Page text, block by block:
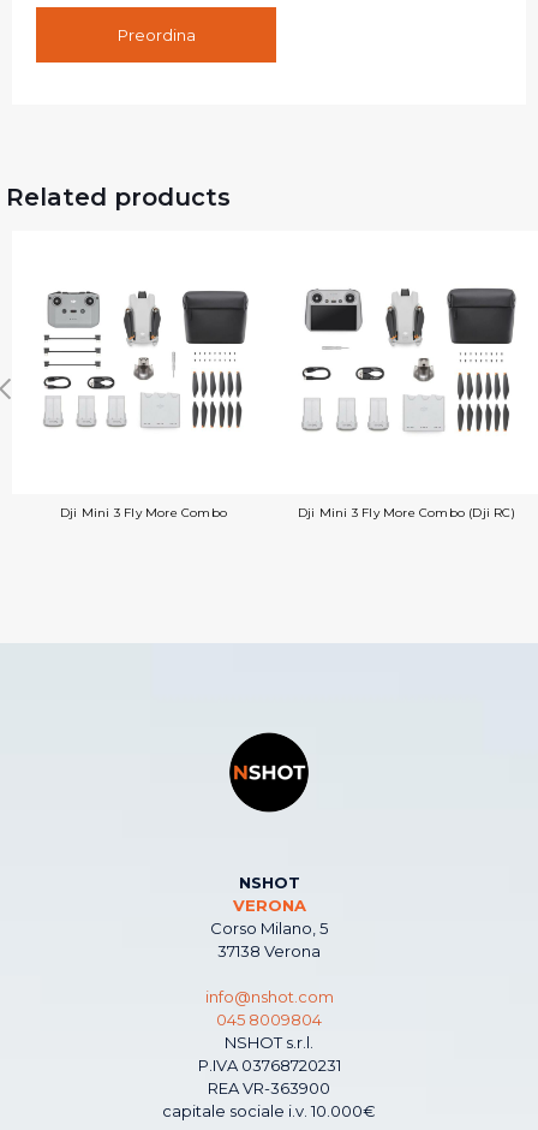
Preordina
Related products
Dji Mini 3 Fly More Combo Dji Mini 3 Fly More Combo (Dji RC)
NSHOT
VERONA
Corso Milano, 5
37138 Verona
info@nshot.com
045 8009804
NSHOT s.r.l.
P.IVA 03768720231
REA VR-363900
capitale sociale i.v. 10.000€